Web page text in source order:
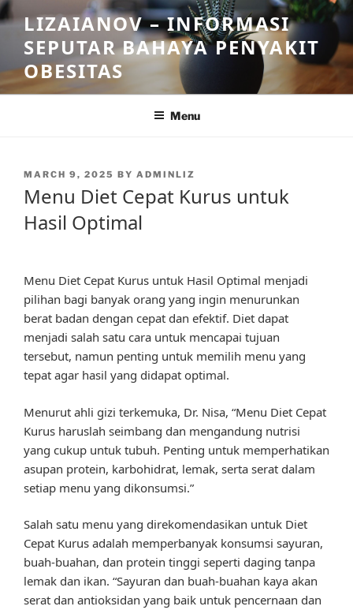
Skip
to
content
LIZAIANOV – INFORMASI
SEPUTAR BAHAYA PENYAKIT
OBESITAS
Menu
POSTED
MARCH 9, 2025 BY ADMINLIZ
Menu Diet Cepat Kurus untuk
Hasil Optimal
Menu Diet Cepat Kurus untuk Hasil Optimal menjadi
pilihan bagi banyak orang yang ingin menurunkan
berat badan dengan cepat dan efektif. Diet dapat
menjadi salah satu cara untuk mencapai tujuan
tersebut, namun penting untuk memilih menu yang
tepat agar hasil yang didapat optimal.
Menurut ahli gizi terkemuka, Dr. Nisa, “Menu Diet Cepat
Kurus haruslah seimbang dan mengandung nutrisi
yang cukup untuk tubuh. Penting untuk memperhatikan
asupan protein, karbohidrat, lemak, serta serat dalam
setiap menu yang dikonsumsi.”
Salah satu menu yang direkomendasikan untuk Diet
Cepat Kurus adalah memperbanyak konsumsi sayuran,
buah-buahan, dan protein tinggi seperti daging tanpa
lemak dan ikan. “Sayuran dan buah-buahan kaya akan
serat dan antioksidan yang baik untuk pencernaan dan